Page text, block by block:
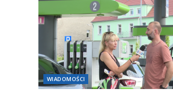
WIADOMOŚCI